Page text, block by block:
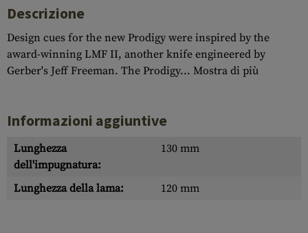
Descrizione
Design cues for the new Prodigy were inspired by the
award-winning LMF II, another knife engineered by
Gerber's Jeff Freeman. The Prodigy... Mostra di più
Informazioni aggiuntive
Lunghezza
dell'impugnatura:
130 mm
Lunghezza della lama: 120 mm